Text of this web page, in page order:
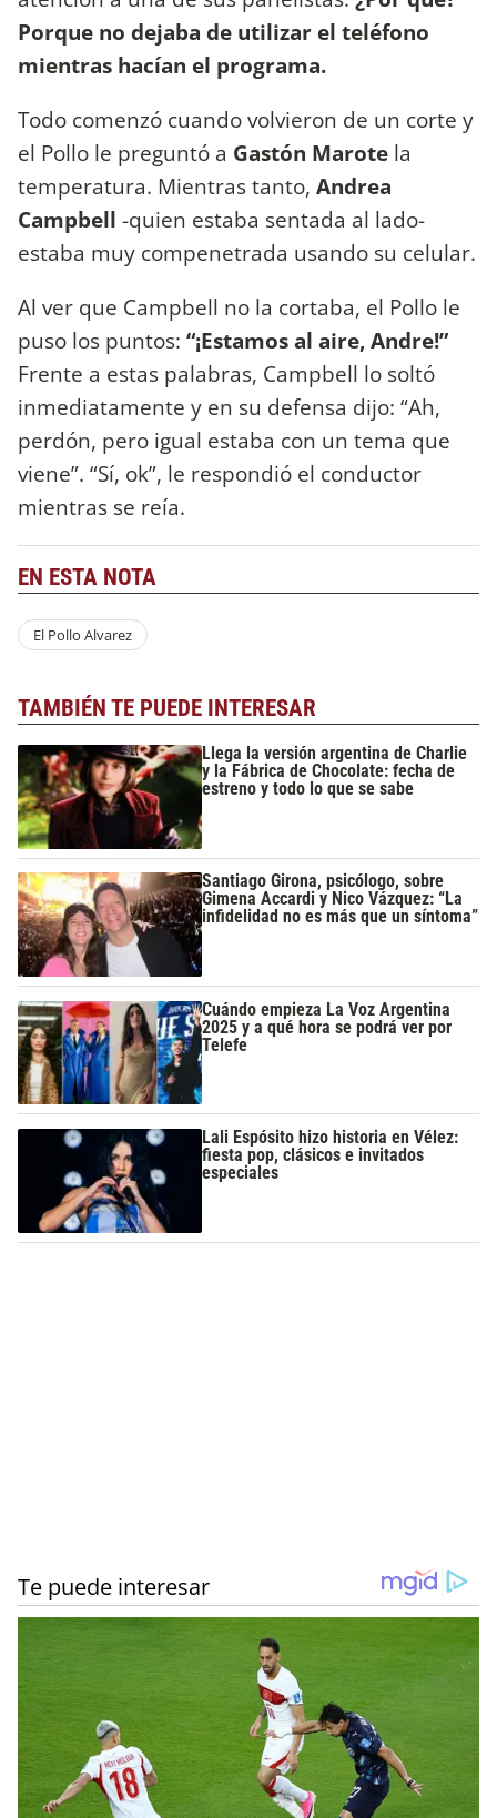
Porque no dejaba de utilizar el teléfono
mientras hacían el programa.
Todo comenzó cuando volvieron de un corte y
el Pollo le preguntó a Gastón Marote la
temperatura. Mientras tanto, Andrea
Campbell -quien estaba sentada al lado-
estaba muy compenetrada usando su celular.
Al ver que Campbell no la cortaba, el Pollo le
puso los puntos: “¡Estamos al aire, Andre!”
Frente a estas palabras, Campbell lo soltó
inmediatamente y en su defensa dijo: “Ah,
perdón, pero igual estaba con un tema que
viene”. “Sí, ok”, le respondió el conductor
mientras se reía.
EN ESTA NOTA
El Pollo Alvarez
TAMBIÉN TE PUEDE INTERESAR
Llega la versión argentina de Charlie
y la Fábrica de Chocolate: fecha de
estreno y todo lo que se sabe
Santiago Girona, psicólogo, sobre
Gimena Accardi y Nico Vázquez: “La
infidelidad no es más que un síntoma”
Cuándo empieza La Voz Argentina
2025 y a qué hora se podrá ver por
Telefe
Lali Espósito hizo historia en Vélez:
fiesta pop, clásicos e invitados
especiales